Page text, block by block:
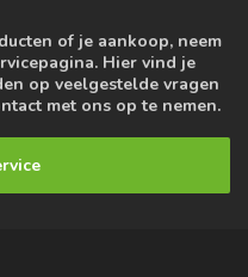
of je aankoop, neem
Hier vind je
op veelgestelde vragen
met ons op te nemen.